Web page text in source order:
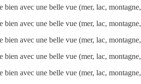
avec une belle vue (mer, lac,
avec une belle vue (mer, lac,
avec une belle vue (mer, lac,
avec une belle vue (mer, lac,
avec une belle vue (mer, lac,